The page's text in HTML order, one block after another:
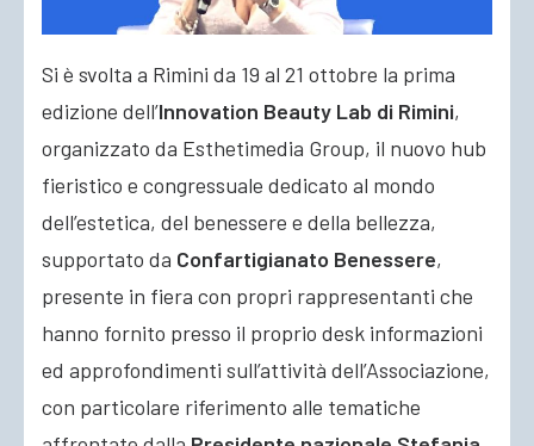
Si è svolta a Rimini da 19 al 21 ottobre la prima
edizione dell’Innovation Beauty Lab di Rimini,
organizzato da Esthetimedia Group, il nuovo hub
fieristico e congressuale dedicato al mondo
dell’estetica, del benessere e della bellezza,
supportato da Confartigianato Benessere,
presente in fiera con propri rappresentanti che
hanno fornito presso il proprio desk informazioni
ed approfondimenti sull’attività dell’Associazione,
con particolare riferimento alle tematiche